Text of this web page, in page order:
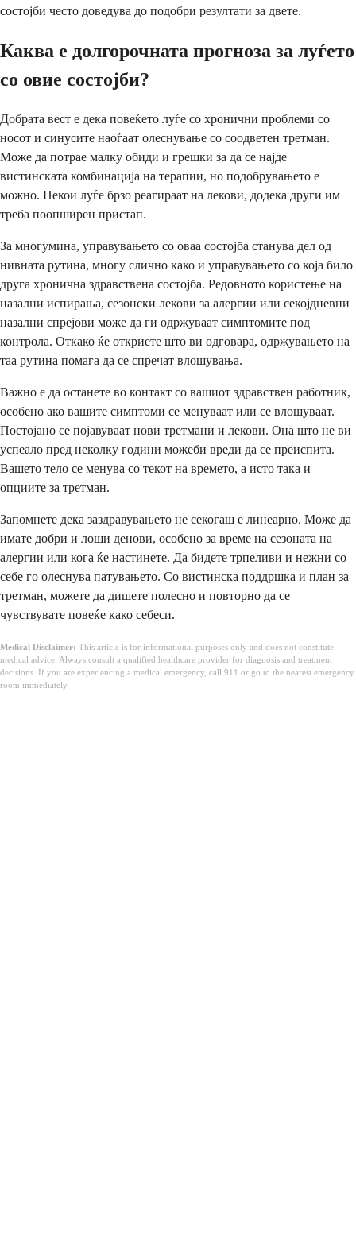
состојби често доведува до подобри резултати за двете.
Каква е долгорочната прогноза за луѓето
со овие состојби?
Добрата вест е дека повеќето луѓе со хронични проблеми со
носот и синусите наоѓаат олеснување со соодветен третман.
Може да потрае малку обиди и грешки за да се најде
вистинската комбинација на терапии, но подобрувањето е
можно. Некои луѓе брзо реагираат на лекови, додека други им
треба поопширен пристап.
За многумина, управувањето со оваа состојба станува дел од
нивната рутина, многу слично како и управувањето со која било
друга хронична здравствена состојба. Редовното користење на
назални испирања, сезонски лекови за алергии или секојдневни
назални спрејови може да ги одржуваат симптомите под
контрола. Откако ќе откриете што ви одговара, одржувањето на
таа рутина помага да се спречат влошувања.
Важно е да останете во контакт со вашиот здравствен работник,
особено ако вашите симптоми се менуваат или се влошуваат.
Постојано се појавуваат нови третмани и лекови. Она што не ви
успеало пред неколку години можеби вреди да се преиспита.
Вашето тело се менува со текот на времето, а исто така и
опциите за третман.
Запомнете дека заздравувањето не секогаш е линеарно. Може да
имате добри и лоши денови, особено за време на сезоната на
алергии или кога ќе настинете. Да бидете трпеливи и нежни со
себе го олеснува патувањето. Со вистинска поддршка и план за
третман, можете да дишете полесно и повторно да се
чувствувате повеќе како себеси.
Medical Disclaimer: This article is for informational purposes only and does not constitute
medical advice. Always consult a qualified healthcare provider for diagnosis and treatment
decisions. If you are experiencing a medical emergency, call 911 or go to the nearest emergency
room immediately.